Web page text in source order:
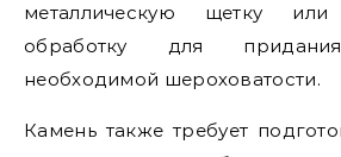
металлическую щетку или
обработку для
необходимой шероховатости.
Камень также требует